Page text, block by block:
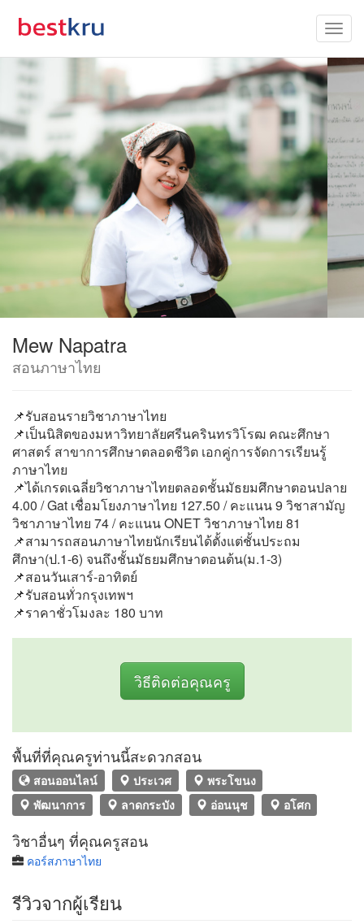
Mew Napatra
สอนภาษาไทย
📌รับสอนรายวิชาภาษาไทย
📌เป็นนิสิตของมหาวิทยาลัยศรีนครินทรวิโรฒ คณะศึกษา
ศาสตร์ สาขาการศึกษาตลอดชีวิต เอกคู่การจัดการเรียนรู้
ภาษาไทย
📌ได้เกรดเฉลี่ยวิชาภาษาไทยตลอดชั้นมัธยมศึกษาตอนปลาย
4.00 / Gat เชื่อมโยงภาษาไทย 127.50 / คะแนน 9 วิชาสามัญ
วิชาภาษาไทย 74 / คะแนน ONET วิชาภาษาไทย 81
📌สามารถสอนภาษาไทยนักเรียนได้ตั้งแต่ชั้นประถม
ศึกษา(ป.1-6) จนถึงชั้นมัธยมศึกษาตอนต้น(ม.1-3)
📌สอนวันเสาร์-อาทิตย์
📌รับสอนทั่วกรุงเทพฯ
📌ราคาชั่วโมงละ 180 บาท
วิธีติดต่อคุณครู
พื้นที่ที่คุณครูท่านนี้สะดวกสอน
สอนออนไลน์ ประเวศ
พระโขนง
พัฒนาการ
ลาดกระบัง อ่อนนุช อโศก
วิชาอื่นๆ ที่คุณครูสอน
คอร์สภาษาไทย
รีวิวจากผู้เรียน